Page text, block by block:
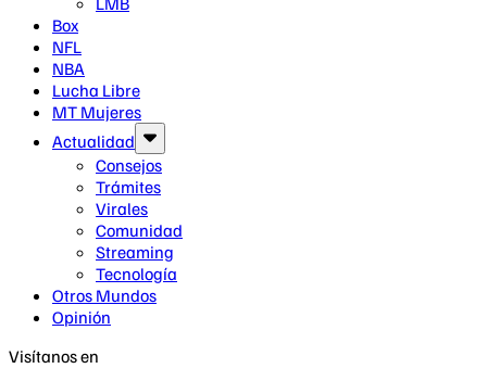
Box
NFL
NBA
Lucha Libre
MT Mujeres
Actualidad
Consejos
Trámites
Virales
Comunidad
Streaming
Tecnología
Otros Mundos
Opinión
Visítanos en